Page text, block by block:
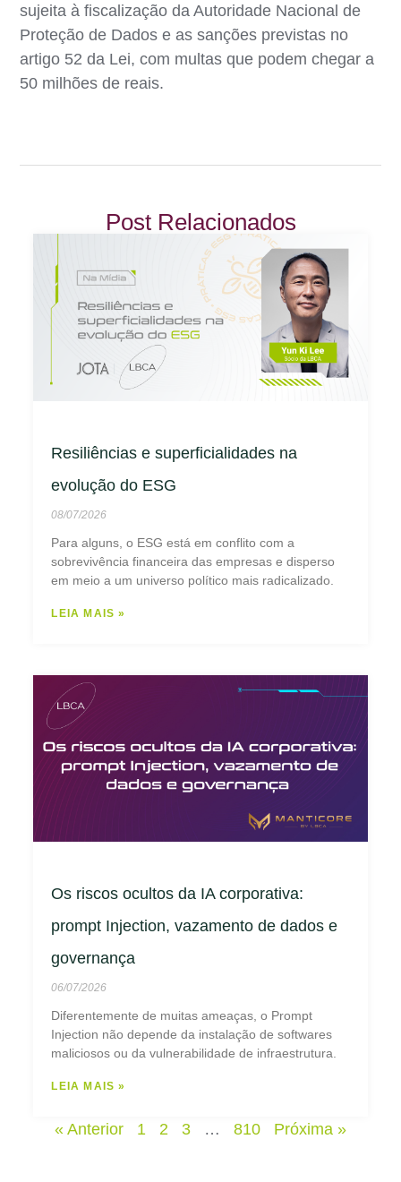
sujeita à fiscalização da Autoridade Nacional de
Proteção de Dados e as sanções previstas no
artigo 52 da Lei, com multas que podem chegar a
50 milhões de reais.
Post Relacionados
Resiliências e superficialidades na
evolução do ESG
08/07/2026
Para alguns, o ESG está em conflito com a
sobrevivência financeira das empresas e disperso
em meio a um universo político mais radicalizado.
LEIA MAIS »
Os riscos ocultos da IA corporativa:
prompt Injection, vazamento de dados e
governança
06/07/2026
Diferentemente de muitas ameaças, o Prompt
Injection não depende da instalação de softwares
maliciosos ou da vulnerabilidade de infraestrutura.
LEIA MAIS »
« Anterior 1 2 3 … 810 Próxima »